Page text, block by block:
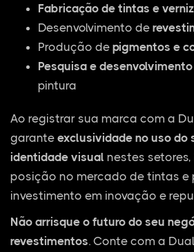
Fabricação de tintas e
Desenvolvimento de
Produção de pigmentos e
Pesquisa e desenvolvimento
pintura
Ao registrar sua marca com a
garante exclusividade no uso do
identidade visual nestes
posição no mercado de tintas e
investimento em inovação e
Não arrisque o futuro do seu
revestimentos. Conte com a